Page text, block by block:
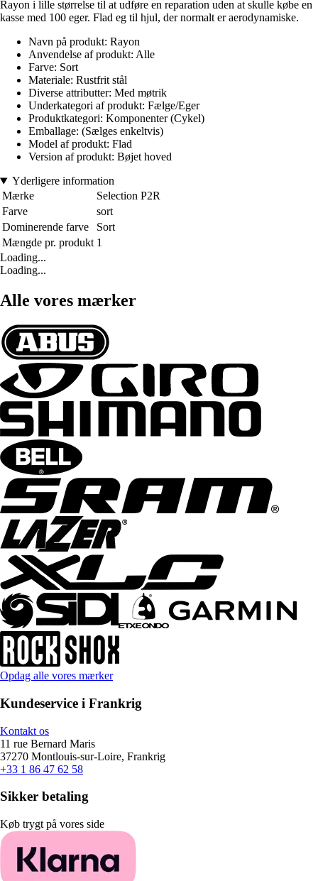
Rayon i lille størrelse til at udføre en reparation uden at skulle købe en
kasse med 100 eger. Flad eg til hjul, der normalt er aerodynamiske.
Navn på produkt: Rayon
Anvendelse af produkt: Alle
Farve: Sort
Materiale: Rustfrit stål
Diverse attributter: Med møtrik
Underkategori af produkt: Fælge/Eger
Produktkategori: Komponenter (Cykel)
Emballage: (Sælges enkeltvis)
Model af produkt: Flad
Version af produkt: Bøjet hoved
Yderligere information
Mærke
Selection P2R
Farve
sort
Dominerende farve
Sort
Mængde pr. produkt 1
Loading...
Loading...
Alle vores mærker
Opdag alle vores mærker
Kundeservice i Frankrig
Kontakt os
11 rue Bernard Maris
37270 Montlouis-sur-Loire, Frankrig
+33 1 86 47 62 58
Sikker betaling
Køb trygt på vores side